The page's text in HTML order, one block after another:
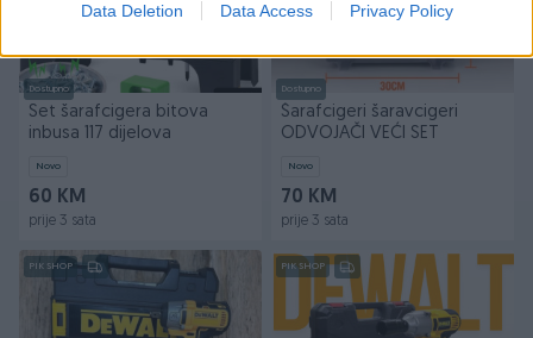
Data Deletion Data Access Privacy Policy
Dostupno
Set šarafcigera bitova
inbusa 117 dijelova
Novo
60 KM
prije 3 sata
Dostupno
Šarafcigeri šaravcigeri
ODVOJAČI VEĆI SET
Novo
70 KM
prije 3 sata
PIK SHOP PIK SHOP